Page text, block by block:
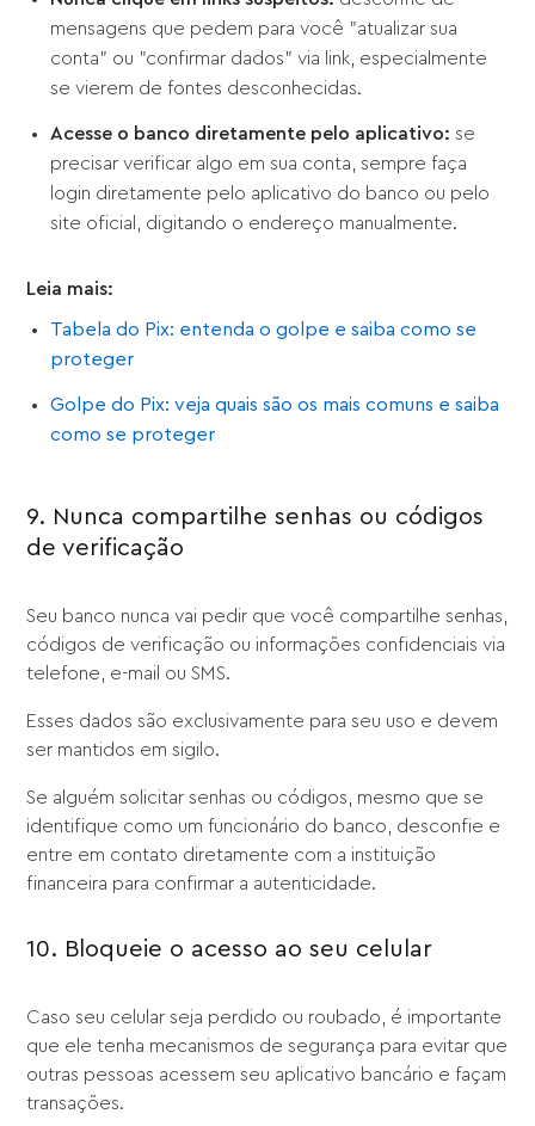
mensagens que pedem para você "atualizar sua
conta" ou "confirmar dados" via link, especialmente
se vierem de fontes desconhecidas.
Acesse o banco diretamente pelo aplicativo:se
precisar verificar algo em sua conta, sempre faça
login diretamente pelo aplicativo do banco ou pelo
site oficial, digitando o endereço manualmente.
Leia mais:
Tabela do Pix: entenda o golpe e saiba como se
proteger
Golpe do Pix: veja quais são os mais comuns e saiba
como se proteger
9. Nunca compartilhe senhas ou códigos
de verificação
Seu banco nunca vai pedir que você compartilhe senhas,
códigos de verificação ou informações confidenciais via
telefone, e-mail ou SMS.
Esses dados são exclusivamente para seu uso e devem
ser mantidos em sigilo.
Se alguém solicitar senhas ou códigos, mesmo que se
identifique como um funcionário do banco, desconfie e
entre em contato diretamente com a instituição
financeira para confirmar a autenticidade.
10. Bloqueie o acesso ao seu celular
Caso seu celular seja perdido ou roubado, é importante
que ele tenha mecanismos de segurança para evitar que
outras pessoas acessem seu aplicativo bancário e façam
transações.